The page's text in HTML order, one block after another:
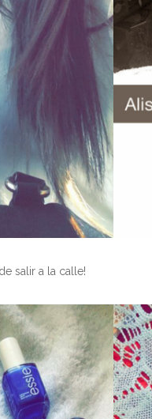
salir a la calle!